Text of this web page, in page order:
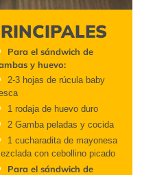
Para el sándwich de
y huevo:
2-3 hojas de rúcula baby
1 rodaja de huevo duro
2 Gamba peladas y cocida
1 cucharadita de mayonesa
con cebollino picado
Para el sándwich de